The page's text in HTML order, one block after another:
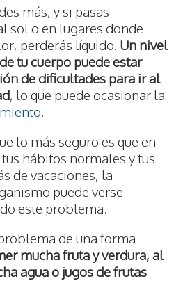
más, y si pasas
sol o en lugares donde
perderás líquido. Un nivel
tu cuerpo puede estar
de dificultades para ir al
, lo que puede ocasionar la
.
lo más seguro es que en
hábitos normales y tus
de vacaciones, la
puede verse
este problema.
de una forma
mucha fruta y verdura, al
agua o jugos de frutas